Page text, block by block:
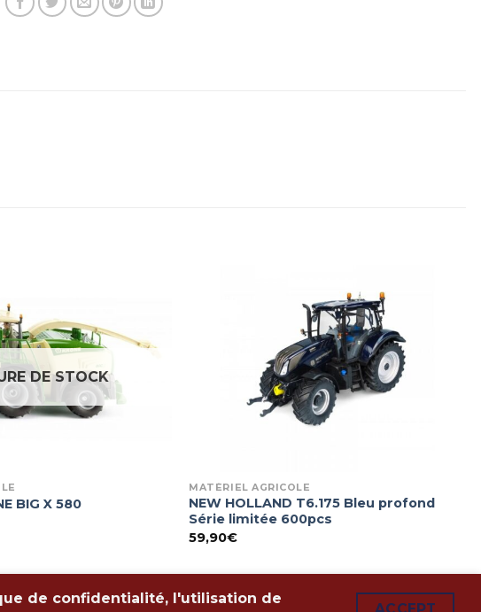
DE STOCK
BIG X 580
MATÉRIEL AGRICOLE
NEW HOLLAND T6.175 Bleu profond
Série limitée 600pcs
59,90€
de confidentialité, l'utilisation de
ACCEPT